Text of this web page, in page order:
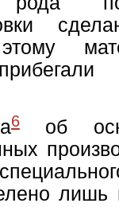
6об
лишь